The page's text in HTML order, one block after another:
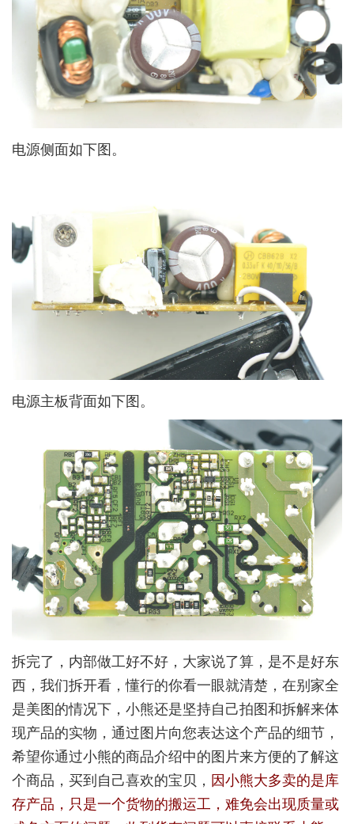
电源侧面如下图。
电源主板背面如下图。
拆完了，内部做工好不好，大家说了算，是不是好东
西，我们拆开看，懂行的你看一眼就清楚，在别家全
是美图的情况下，小熊还是坚持自己拍图和拆解来体
现产品的实物，通过图片向您表达这个产品的细节，
希望你通过小熊的商品介绍中的图片来方便的了解这
个商品，买到自己喜欢的宝贝， 因小熊大多卖的是库
存产品，只是一个货物的搬运工，难免会出现质量或